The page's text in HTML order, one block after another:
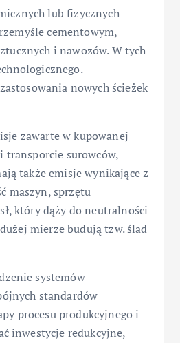
lub fizycznych
cementowym,
i nawozów. W tych
nowych ścieżek
zawarte w kupowanej
transporcie surowców,
także emisje wynikające z
maszyn, sprzętu
który dąży do neutralności
mierze budują tzw. ślad
systemów
standardów
procesu produkcyjnego i
inwestycje redukcyjne,